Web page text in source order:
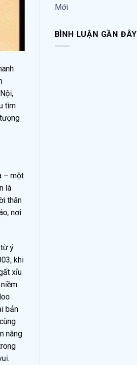
tìm
– một
là
thân
nơi
ý
khi
xỉu
bản
nâng
Mới
BÌNH LUẬN GẦN ĐÂY